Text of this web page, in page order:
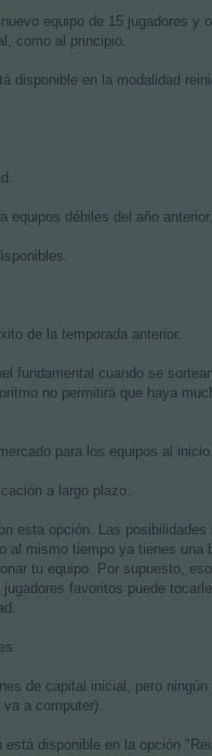
equipo de 15 jugadores y
como al principio.
disponible en la modalidad
equipos débiles del año anterior.
de la temporada anterior.
fundamental cuando se
no permitirá que haya
para los equipos al inicio.
a largo plazo.
esta opción. Las posibilidades
al mismo tiempo ya tienes una
tu equipo. Por supuesto,
favoritos puede
de capital inicial, pero ningún
a computer).
está disponible en la opción